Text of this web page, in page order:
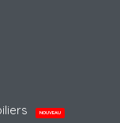
NOUVEAU